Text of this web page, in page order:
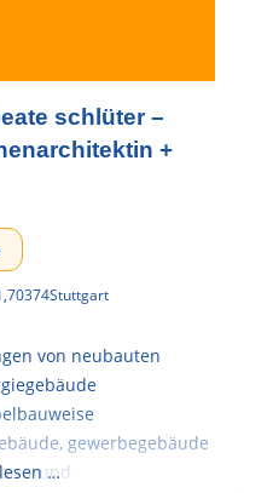
schlüter –
+
,70374Stuttgart
von neubauten
gewerbegebäude
– und
…